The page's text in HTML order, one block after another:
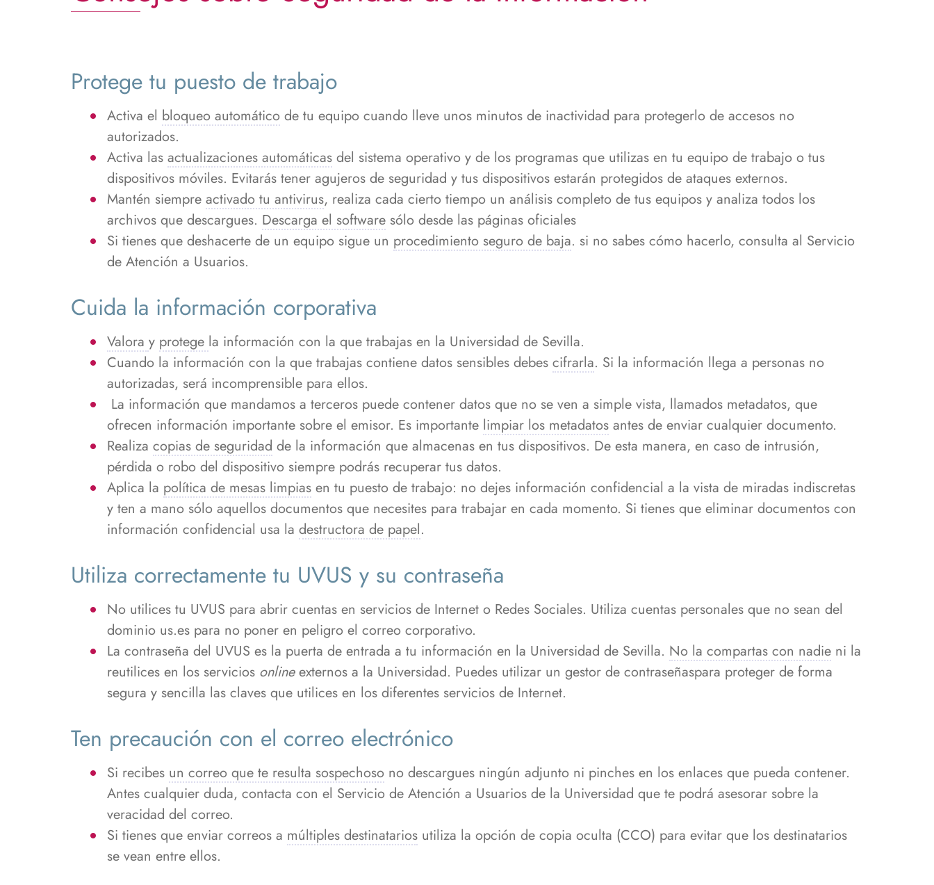
Protege tu puesto de trabajo
Activa el bloqueo automático de tu equipo cuando lleve unos minutos de inactividad para protegerlo de accesos no
autorizados.
Activa las actualizaciones automáticas del sistema operativo y de los programas que utilizas en tu equipo de trabajo o tus
dispositivos móviles. Evitarás tener agujeros de seguridad y tus dispositivos estarán protegidos de ataques externos.
Mantén siempre activado tu antivirus, realiza cada cierto tiempo un análisis completo de tus equipos y analiza todos los
archivos que descargues. Descarga el software sólo desde las páginas oficiales
Si tienes que deshacerte de un equipo sigue un procedimiento seguro de baja. si no sabes cómo hacerlo, consulta al Servicio
de Atención a Usuarios.
Cuida la información corporativa
Valora y protege la información con la que trabajas en la Universidad de Sevilla.
Cuando la información con la que trabajas contiene datos sensibles debes cifrarla. Si la información llega a personas no
autorizadas, será incomprensible para ellos.
La información que mandamos a terceros puede contener datos que no se ven a simple vista, llamados metadatos, que
ofrecen información importante sobre el emisor. Es importante limpiar los metadatos antes de enviar cualquier documento.
Realiza copias de seguridad de la información que almacenas en tus dispositivos. De esta manera, en caso de intrusión,
pérdida o robo del dispositivo siempre podrás recuperar tus datos.
Aplica la política de mesas limpias en tu puesto de trabajo: no dejes información confidencial a la vista de miradas indiscretas
y ten a mano sólo aquellos documentos que necesites para trabajar en cada momento. Si tienes que eliminar documentos con
información confidencial usa la destructora de papel.
Utiliza correctamente tu UVUS y su contraseña
No utilices tu UVUS para abrir cuentas en servicios de Internet o Redes Sociales. Utiliza cuentas personales que no sean del
dominio us.es para no poner en peligro el correo corporativo.
La contraseña del UVUS es la puerta de entrada a tu información en la Universidad de Sevilla. No la compartas con nadie ni la
reutilices en los servicios onlineexternos a la Universidad. Puedes utilizar un gestor de contraseñaspara proteger de forma
segura y sencilla las claves que utilices en los diferentes servicios de Internet.
Ten precaución con el correo electrónico
Si recibes un correo que te resulta sospechoso no descargues ningún adjunto ni pinches en los enlaces que pueda contener.
Antes cualquier duda, contacta con el Servicio de Atención a Usuarios de la Universidad que te podrá asesorar sobre la
veracidad del correo.
Si tienes que enviar correos a múltiples destinatarios utiliza la opción de copia oculta (CCO) para evitar que los destinatarios
se vean entre ellos.